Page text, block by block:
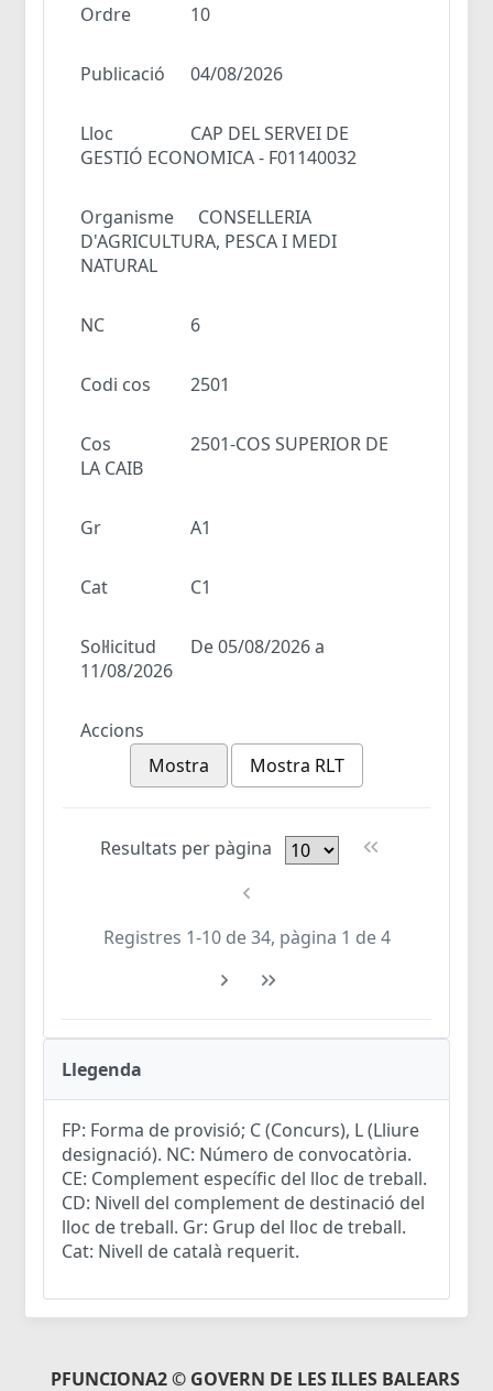
Ordre 10
Publicació 04/08/2026
Lloc
CAP DEL SERVEI DE
GESTIÓ ECONOMICA - F01140032
Organisme
CONSELLERIA
D'AGRICULTURA, PESCA I MEDI
NATURAL
NC 6
Codi cos 2501
Cos
2501-COS SUPERIOR DE
LA CAIB
Gr A1
Cat C1
Sol·licitud
De 05/08/2026 a
11/08/2026
Accions
Mostra
Mostra RLT
Resultats per pàgina
Registres 1-10 de 34, pàgina 1 de 4
Llegenda
FP: Forma de provisió; C (Concurs), L (Lliure
designació). NC: Número de convocatòria.
CE: Complement específic del lloc de treball.
CD: Nivell del complement de destinació del
lloc de treball. Gr: Grup del lloc de treball.
Cat: Nivell de català requerit.
PFUNCIONA2 © GOVERN DE LES ILLES BALEARS